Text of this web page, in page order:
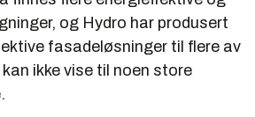
og Hydro har produsert
fasadeløsninger til flere av
ikke vise til noen store